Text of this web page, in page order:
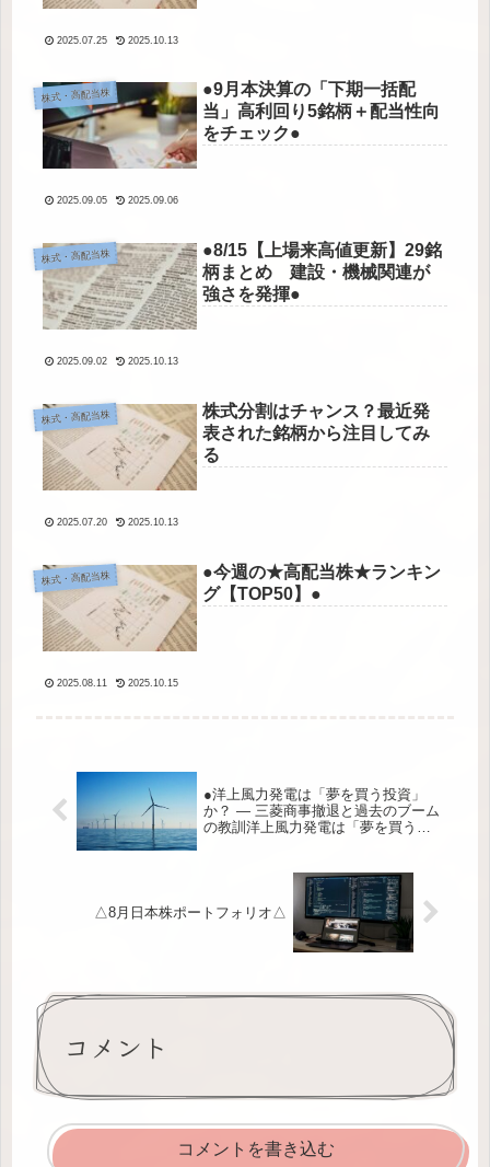
2025.07.25 2025.10.13
株式・高配当株
●9月本決算の「下期一括配
当」高利回り5銘柄＋配当性向
をチェック●
2025.09.05 2025.09.06
株式・高配当株
●8/15【上場来高値更新】29銘
柄まとめ 建設・機械関連が
強さを発揮●
2025.09.02 2025.10.13
株式・高配当株
株式分割はチャンス？最近発
表された銘柄から注目してみ
る
2025.07.20 2025.10.13
株式・高配当株
●今週の★高配当株★ランキン
グ【TOP50】●
2025.08.11 2025.10.15
●洋上風力発電は「夢を買う投資」
か？ ― 三菱商事撤退と過去のブーム
の教訓洋上風力発電は「夢を買う投
△8月日本株ポートフォリオ△
コメント
コメントを書き込む